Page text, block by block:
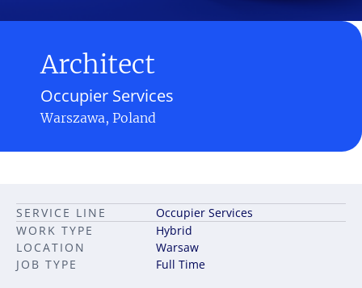
Architect
Occupier Services
Warszawa, Poland
JOB TYPE Full Time
LOCATION Warsaw
SERVICE LINE
Occupier Services
WORK TYPE
Hybrid